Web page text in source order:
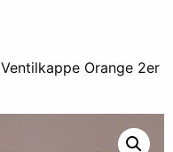
Ventilkappe Orange 2er